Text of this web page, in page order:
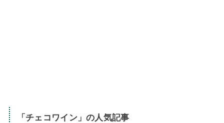
「チェコワイン」の人気記事